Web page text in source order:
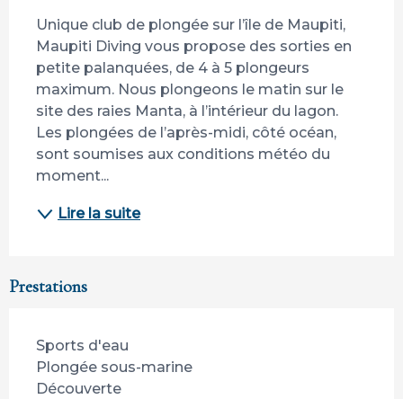
Unique club de plongée sur l’île de Maupiti,
Maupiti Diving vous propose des sorties en
petite palanquées, de 4 à 5 plongeurs
maximum. Nous plongeons le matin sur le
site des raies Manta, à l’intérieur du lagon.
Les plongées de l’après-midi, côté océan,
sont soumises aux conditions météo du
moment...
Lire la suite
Prestations
Sports d'eau
Plongée sous-marine
Découverte